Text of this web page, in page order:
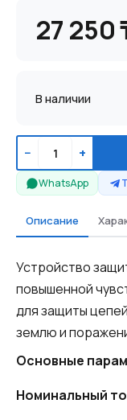
27 250
В наличии
− +
WhatsApp
Описание
Устройство
повышенной
для защиты
землю и
Основные
Номинальный